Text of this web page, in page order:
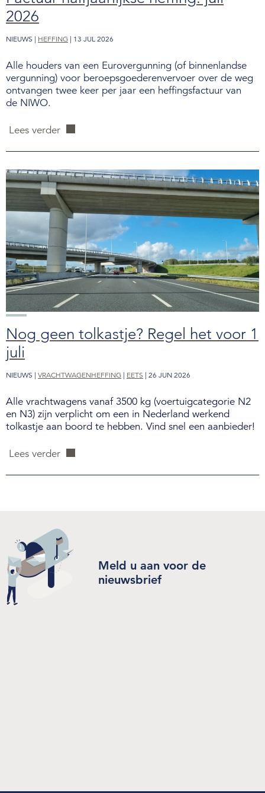
2026
NIEUWS | HEFFING | 13 JUL 2026
Alle houders van een Eurovergunning (of binnenlandse
vergunning) voor beroepsgoederenvervoer over de weg
ontvangen twee keer per jaar een heffingsfactuur van
de NIWO.
Lees verder
Nog geen tolkastje? Regel het voor 1
juli
NIEUWS | VRACHTWAGENHEFFING | EETS | 26 JUN 2026
Alle vrachtwagens vanaf 3500 kg (voertuigcategorie N2
en N3) zijn verplicht om een in Nederland werkend
tolkastje aan boord te hebben. Vind snel een aanbieder!
Lees verder
Meld u aan voor de
nieuwsbrief